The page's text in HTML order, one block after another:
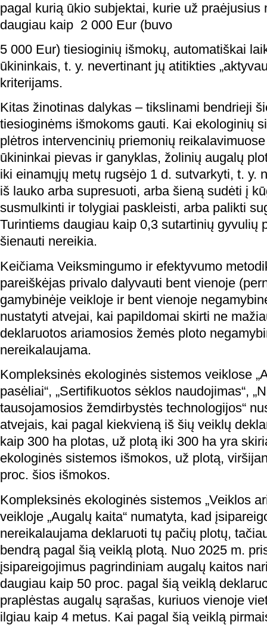
pagal kurią ūkio subjektai, kurie už praėjusius
daugiau kaip 2 000 Eur (buvo
5 000 Eur) tiesioginių išmokų, automatiškai
ūkininkais, t. y. nevertinant jų atitikties
kriterijams.
Kitas žinotinas dalykas – tikslinami bendrieji
tiesioginėms išmokoms gauti. Kai ekologinių
plėtros intervencinių priemonių
ūkininkai pievas ir ganyklas, žolinių augalų
iki einamųjų metų rugsėjo 1 d. sutvarkyti, t. y.
iš lauko arba supresuoti, arba šieną sudėti į
susmulkinti ir tolygiai paskleisti, arba palikti
Turintiems daugiau kaip 0,3 sutartinių gyvulių
šienauti nereikia.
Keičiama Veiksmingumo ir efektyvumo
pareiškėjas privalo dalyvauti bent vienoje
gamybinėje veikloje ir bent vienoje
nustatyti atvejai, kai papildomai skirti ne
deklaruotos ariamosios žemės ploto
nereikalaujama.
Kompleksinės ekologinės sistemos veiklose
pasėliai“, „Sertifikuotos sėklos naudojimas“,
tausojamosios žemdirbystės technologijos“
atvejais, kai pagal kiekvieną iš šių veiklų
kaip 300 ha plotas, už plotą iki 300 ha yra
ekologinės sistemos išmokos, už plotą,
proc. šios išmokos.
Kompleksinės ekologinės sistemos „Veiklos
veikloje „Augalų kaita“ numatyta, kad
nereikalaujama deklaruoti tų pačių plotų,
bendrą pagal šią veiklą plotą. Nuo 2025 m.
įsipareigojimus pagrindiniam augalų kaitos
daugiau kaip 50 proc. pagal šią veiklą
praplėstas augalų sąrašas, kuriuos vienoje
ilgiau kaip 4 metus. Kai pagal šią veiklą